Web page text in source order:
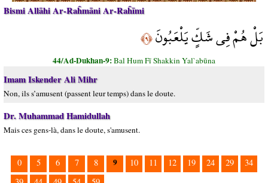
Bismi Allāhi Ar-Raĥmāni Ar-Raĥīmi
بَلْ هُمْ فِي شَكٍّ يَلْعَبُونَ﴿٩﴾
44/Ad-Dukhan-9:Bal Hum Fī Shakkin Yal`abūna
Imam Iskender Ali Mihr
Non, ils s’amusent (passent leur temps) dans le doute.
Dr. Muhammad Hamidullah
Mais ces gens-là, dans le doute, s'amusent.
0 5 6 7 8 9 10 11 12 19 24 29
34